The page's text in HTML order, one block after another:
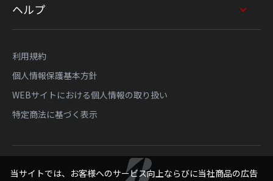
ヘルプ
利用規約
個人情報保護基本方針
WEBサイトにおける個人情報の取り扱い
特定商法に基づく表示
当サイトでは、お客様へのサービス向上ならびに当社商品の広告